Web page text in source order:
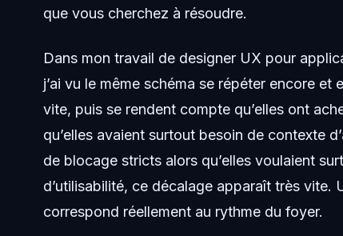
que vous cherchez à résoudre.
Dans mon travail de designer UX pour
j’ai vu le même schéma se répéter encore
vite, puis se rendent compte qu’elles ont
qu’elles avaient surtout besoin de contexte
de blocage stricts alors qu’elles voulaient
d’utilisabilité, ce décalage apparaît très vite.
correspond réellement au rythme du foyer.